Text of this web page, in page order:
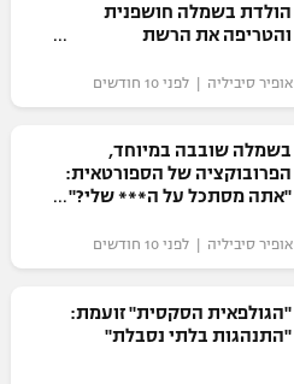
הולדת בשמלה חושפנית
והטריפה את הרשת
אופיר סיביליה | לפני 10 חודשים
בשמלה שובבה במיוחד,
הפרובוקציה של הספורטאית:
"אתה מסתכל על ה*** שלי?"
אופיר סיביליה | לפני 10 חודשים
"הגולפאית הסקסית" זועמת:
"התנהגות בלתי נסבלת"